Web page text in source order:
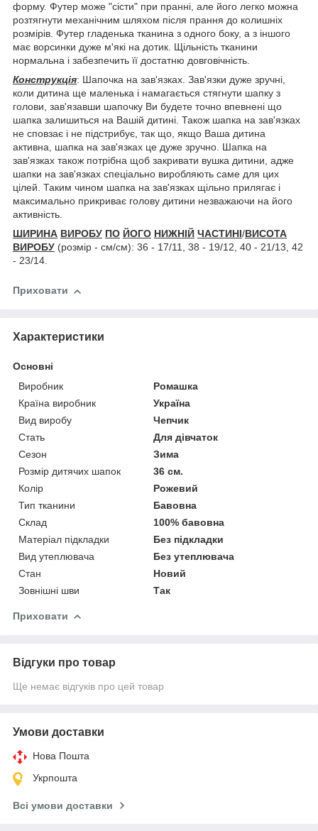
форму. Футер може "сісти" при пранні, але його легко можна
розтягнути механічним шляхом після прання до колишніх
розмірів. Футер гладенька тканина з одного боку, а з іншого
має ворсинки дуже м'які на дотик. Щільність тканини
нормальна і забезпечить її достатню довговічність.
Конструкція: Шапочка на зав'язках. Зав'язки дуже зручні,
коли дитина ще маленька і намагається стягнути шапку з
голови, зав'язавши шапочку Ви будете точно впевнені що
шапка залишиться на Вашій дитині. Також шапка на зав'язках
не сповзає і не підстрибує, так що, якщо Ваша дитина
активна, шапка на зав'язках це дуже зручно. Шапка на
зав'язках також потрібна щоб закривати вушка дитини, адже
шапки на зав'язках спеціально виробляють саме для цих
цілей. Таким чином шапка на зав'язках щільно прилягає і
максимально прикриває голову дитини незважаючи на його
активність.
ШИРИНА ВИРОБУ ПО ЙОГО НИЖНІЙ ЧАСТИНІ/ВИСОТА
ВИРОБУ (розмір - см/см): 36 - 17/11, 38 - 19/12, 40 - 21/13, 42
- 23/14.
Приховати
Характеристики
Основні
Виробник
Ромашка
Країна виробник
Україна
Вид виробу
Чепчик
Стать
Для дівчаток
Сезон
Зима
Розмір дитячих шапок
36 см.
Колір
Рожевий
Тип тканини
Бавовна
Склад
100% бавовна
Матеріал підкладки
Без підкладки
Вид утеплювача
Без утеплювача
Стан
Новий
Зовнішні шви
Так
Приховати
Відгуки про товар
Ще немає відгуків про цей товар
Умови доставки
Нова Пошта
Укрпошта
Всі умови доставки